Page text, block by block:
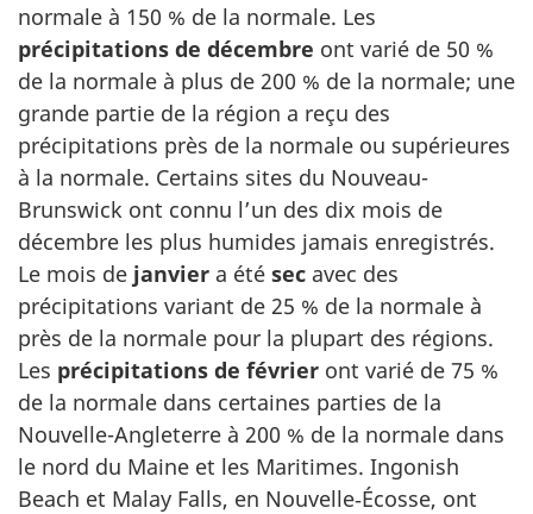
normale à 150 % de la normale. Les
précipitations de décembre ont varié de 50 %
de la normale à plus de 200 % de la normale; une
grande partie de la région a reçu des
précipitations près de la normale ou supérieures
à la normale. Certains sites du Nouveau-
Brunswick ont connu l’un des dix mois de
décembre les plus humides jamais enregistrés.
Le mois de janvier a été sec avec des
précipitations variant de 25 % de la normale à
près de la normale pour la plupart des régions.
Les précipitations de février ont varié de 75 %
de la normale dans certaines parties de la
Nouvelle-Angleterre à 200 % de la normale dans
le nord du Maine et les Maritimes. Ingonish
Beach et Malay Falls, en Nouvelle‑Écosse, ont